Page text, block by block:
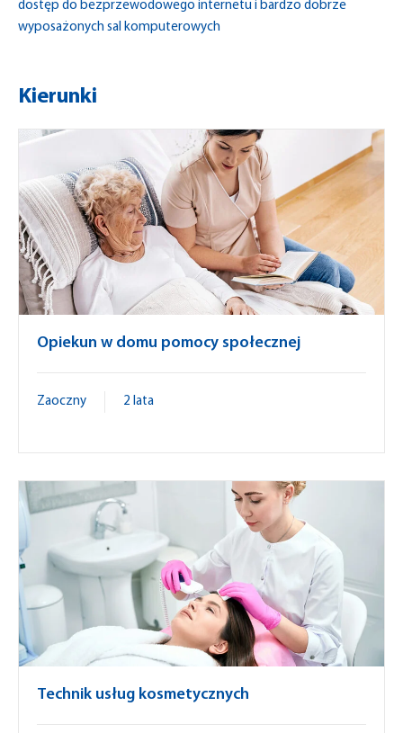
dostęp do bezprzewodowego internetu i bardzo dobrze
wyposażonych sal komputerowych
Kierunki
Opiekun w domu pomocy społecznej
Zaoczny 2 lata
Technik usług kosmetycznych